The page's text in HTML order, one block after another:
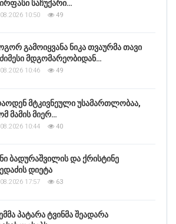
საჩუქარი…
10:50 49
გამოიყვანა ნიკა თვაურმა თავი
მდგომარეობიდან…
10:46 49
მტკივნეული უსამართლობაა,
მამის მიერ…
10:44 40
ბადურაშვილის და ქრისტინე
დიეტა
17:57 63
პატარა ტვინმა შეადარა